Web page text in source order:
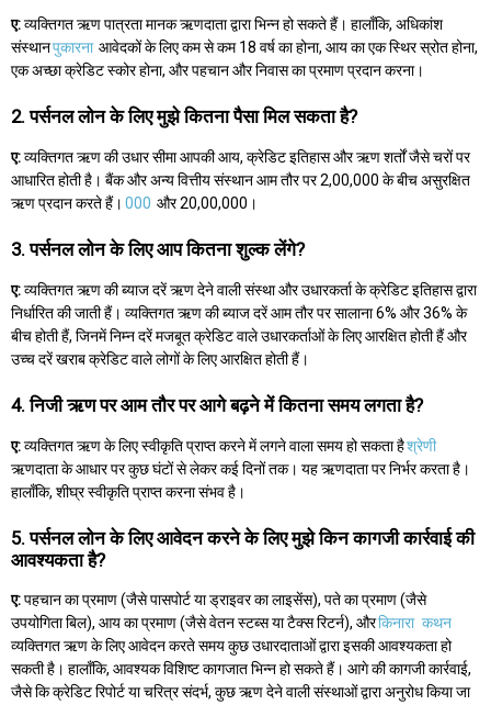
ए:व्यक्तिगत ऋण पात्रता मानक ऋणदाता द्वारा भिन्न हो सकते हैं। हालाँकि, अधिकांश
संस्थानपुकारना आवेदकों के लिए कम से कम 18 वर्ष का होना, आय का एक स्थिर स्रोत होना,
एक अच्छा क्रेडिट स्कोर होना, और पहचान और निवास का प्रमाण प्रदान करना।
2. पर्सनल लोन के लिए मुझे कितना पैसा मिल सकता है?
ए:व्यक्तिगत ऋण की उधार सीमा आपकी आय, क्रेडिट इतिहास और ऋण शर्तों जैसे चरों पर
आधारित होती है। बैंक और अन्य वित्तीय संस्थान आम तौर पर 2,00,000 के बीच असुरक्षित
ऋण प्रदान करते हैं। 000 और 20,00,000।
3. पर्सनल लोन के लिए आप कितना शुल्क लेंगे?
ए:व्यक्तिगत ऋण की ब्याज दरें ऋण देने वाली संस्था और उधारकर्ता के क्रेडिट इतिहास द्वारा
निर्धारित की जाती हैं। व्यक्तिगत ऋण की ब्याज दरें आम तौर पर सालाना 6% और 36% के
बीच होती हैं, जिनमें निम्न दरें मजबूत क्रेडिट वाले उधारकर्ताओं के लिए आरक्षित होती हैं और
उच्च दरें खराब क्रेडिट वाले लोगों के लिए आरक्षित होती हैं।
4. निजी ऋण पर आम तौर पर आगे बढ़ने में कितना समय लगता है?
ए:व्यक्तिगत ऋण के लिए स्वीकृति प्राप्त करने में लगने वाला समय हो सकता हैश्रेणी
ऋणदाता के आधार पर कुछ घंटों से लेकर कई दिनों तक। यह ऋणदाता पर निर्भर करता है।
हालाँकि, शीघ्र स्वीकृति प्राप्त करना संभव है।
5. पर्सनल लोन के लिए आवेदन करने के लिए मुझे किन कागजी कार्रवाई की
आवश्यकता है?
ए:पहचान का प्रमाण (जैसे पासपोर्ट या ड्राइवर का लाइसेंस), पते का प्रमाण (जैसे
उपयोगिता बिल), आय का प्रमाण (जैसे वेतन स्टब्स या टैक्स रिटर्न), औरकिनारा कथन
व्यक्तिगत ऋण के लिए आवेदन करते समय कुछ उधारदाताओं द्वारा इसकी आवश्यकता हो
सकती है। हालाँकि, आवश्यक विशिष्ट कागजात भिन्न हो सकते हैं। आगे की कागजी कार्रवाई,
जैसे कि क्रेडिट रिपोर्ट या चरित्र संदर्भ, कुछ ऋण देने वाली संस्थाओं द्वारा अनुरोध किया जा